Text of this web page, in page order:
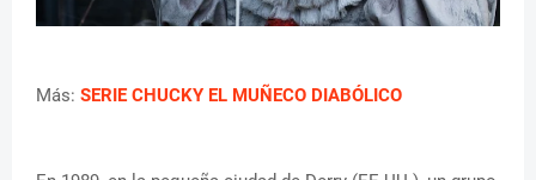
Más: SERIE CHUCKY EL MUÑECO DIABÓLICO